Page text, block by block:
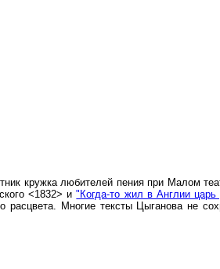
кружка любителей пения при Малом
<1832> и"Когда-то жил в Англии царь
Многие тексты Цыганова не